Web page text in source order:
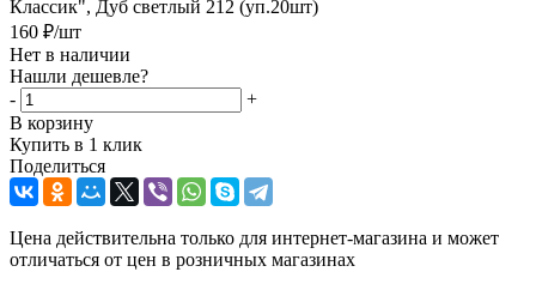
Классик", Дуб светлый 212 (уп.20шт)
160 ₽/шт
Нет в наличии
Нашли дешевле?
-
+
В корзину
Купить в 1 клик
Поделиться
Цена действительна только для интернет-магазина и может
отличаться от цен в розничных магазинах